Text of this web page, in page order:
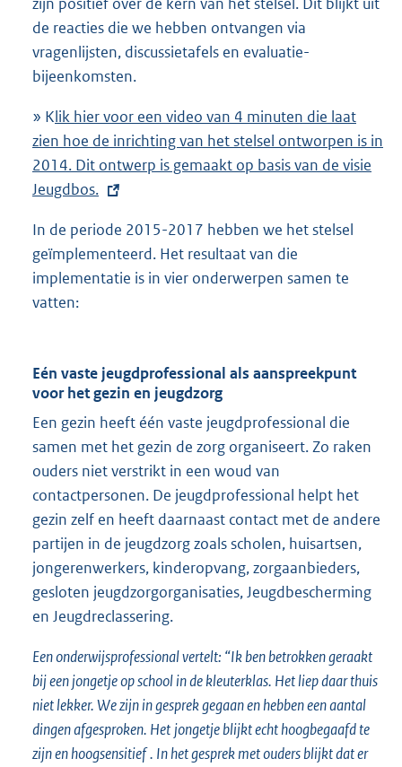
de reacties die we hebben ontvangen via
vragenlijsten, discussietafels en evaluatie-
bijeenkomsten.
» KE
x
t
e
n
e
l
i
:
lik hier voor een video van 4 minuten die laat
zien hoe de inrichting van het stelsel ontworpen is in
2014. Dit ontwerp is gemaakt op basis van de visie
Jeugdbos.
In de periode 2015-2017 hebben we het stelsel
geïmplementeerd. Het resultaat van die
implementatie is in vier onderwerpen samen te
vatten:
Eén vaste jeugdprofessional als aanspreekpunt
voor het gezin en jeugdzorg
Een gezin heeft één vaste jeugdprofessional die
samen met het gezin de zorg organiseert. Zo raken
ouders niet verstrikt in een woud van
contactpersonen. De jeugdprofessional helpt het
gezin zelf en heeft daarnaast contact met de andere
partijen in de jeugdzorg zoals scholen, huisartsen,
jongerenwerkers, kinderopvang, zorgaanbieders,
gesloten jeugdzorgorganisaties, Jeugdbescherming
en Jeugdreclassering.
Een onderwijsprofessional vertelt: “Ik ben betrokken geraakt
bij een jongetje op school in de kleuterklas. Het liep daar thuis
niet lekker. We zijn in gesprek gegaan en hebben een aantal
dingen afgesproken. Het jongetje blijkt echt hoogbegaafd te
zijn enhoogsensitief. In het gesprek met ouders blijkt dat er